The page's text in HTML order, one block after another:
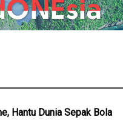
Hantu Dunia Sepak Bola